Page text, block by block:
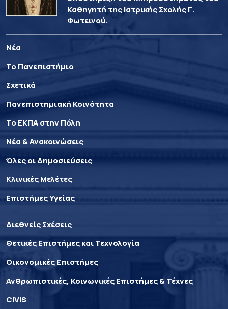
Καθηγητή της Ιατρικής Σχολής Γ.
Φωτεινού.
Νέα
Το Πανεπιστήμιο
Σχετικά
Πανεπιστημιακή Κοινότητα
Το ΕΚΠΑ στην Πόλη
Νέα & Ανακοινώσεις
Όλες οι Δημοσιεύσεις
Κλινικές Μελέτες
Επιστήμες Υγείας
Διεθνείς Σχέσεις
Θετικές Επιστήμες και Τεχνολογία
Οικονομικές Επιστήμες
Ανθρωπιστικές, Κοινωνικές Επιστήμες & Τέχνες
CIVIS